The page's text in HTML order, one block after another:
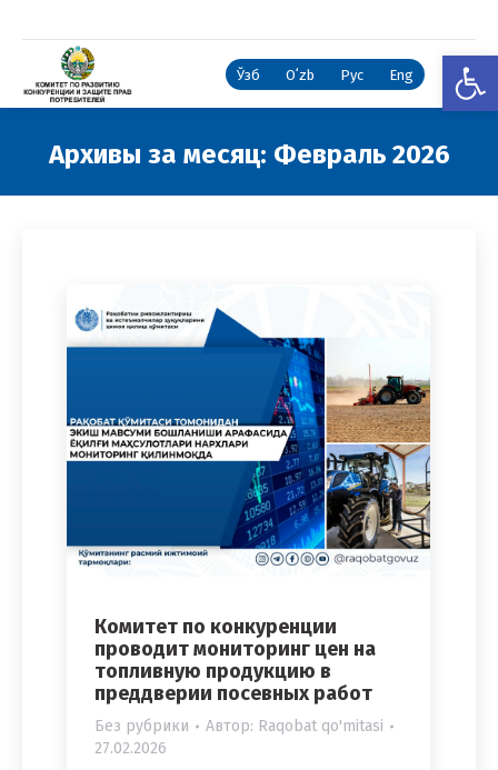
Ўзб Oʻzb Рус Eng
Архивы за месяц: Февраль 2026
Комитет по конкуренции
проводит мониторинг цен на
топливную продукцию в
преддверии посевных работ
Без рубрики Автор: Raqobat qo'mitasi
27.02.2026